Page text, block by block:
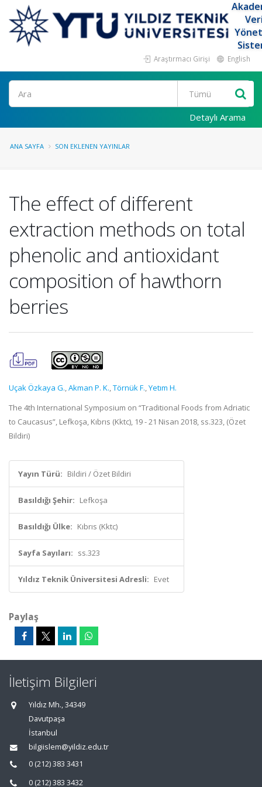
Araştırmacı Girişi English
Ara
Detaylı Arama
ANA SAYFA SON EKLENEN YAYINLAR
The effect of different
extraction methods on total
phenolic and antioxidant
composition of hawthorn
berries
Uçak Özkaya G.,Akman P. K.,Törnük F.,Yetım H.
The 4th International Symposium on “Traditional Foods from Adriatic
to Caucasus”, Lefkoşa, Kıbrıs (Kktc), 19 - 21 Nisan 2018, ss.323, (Özet
Bildiri)
Yayın Türü: Bildiri / Özet Bildiri
Basıldığı Şehir: Lefkoşa
Basıldığı Ülke: Kıbrıs (Kktc)
Sayfa Sayıları: ss.323
Yıldız Teknik Üniversitesi Adresli: Evet
Paylaş
İletişim Bilgileri
Yıldız Mh., 34349
Davutpaşa
İstanbul
bilgiislem@yildiz.edu.tr
0 (212) 383 3431
0 (212) 383 3432